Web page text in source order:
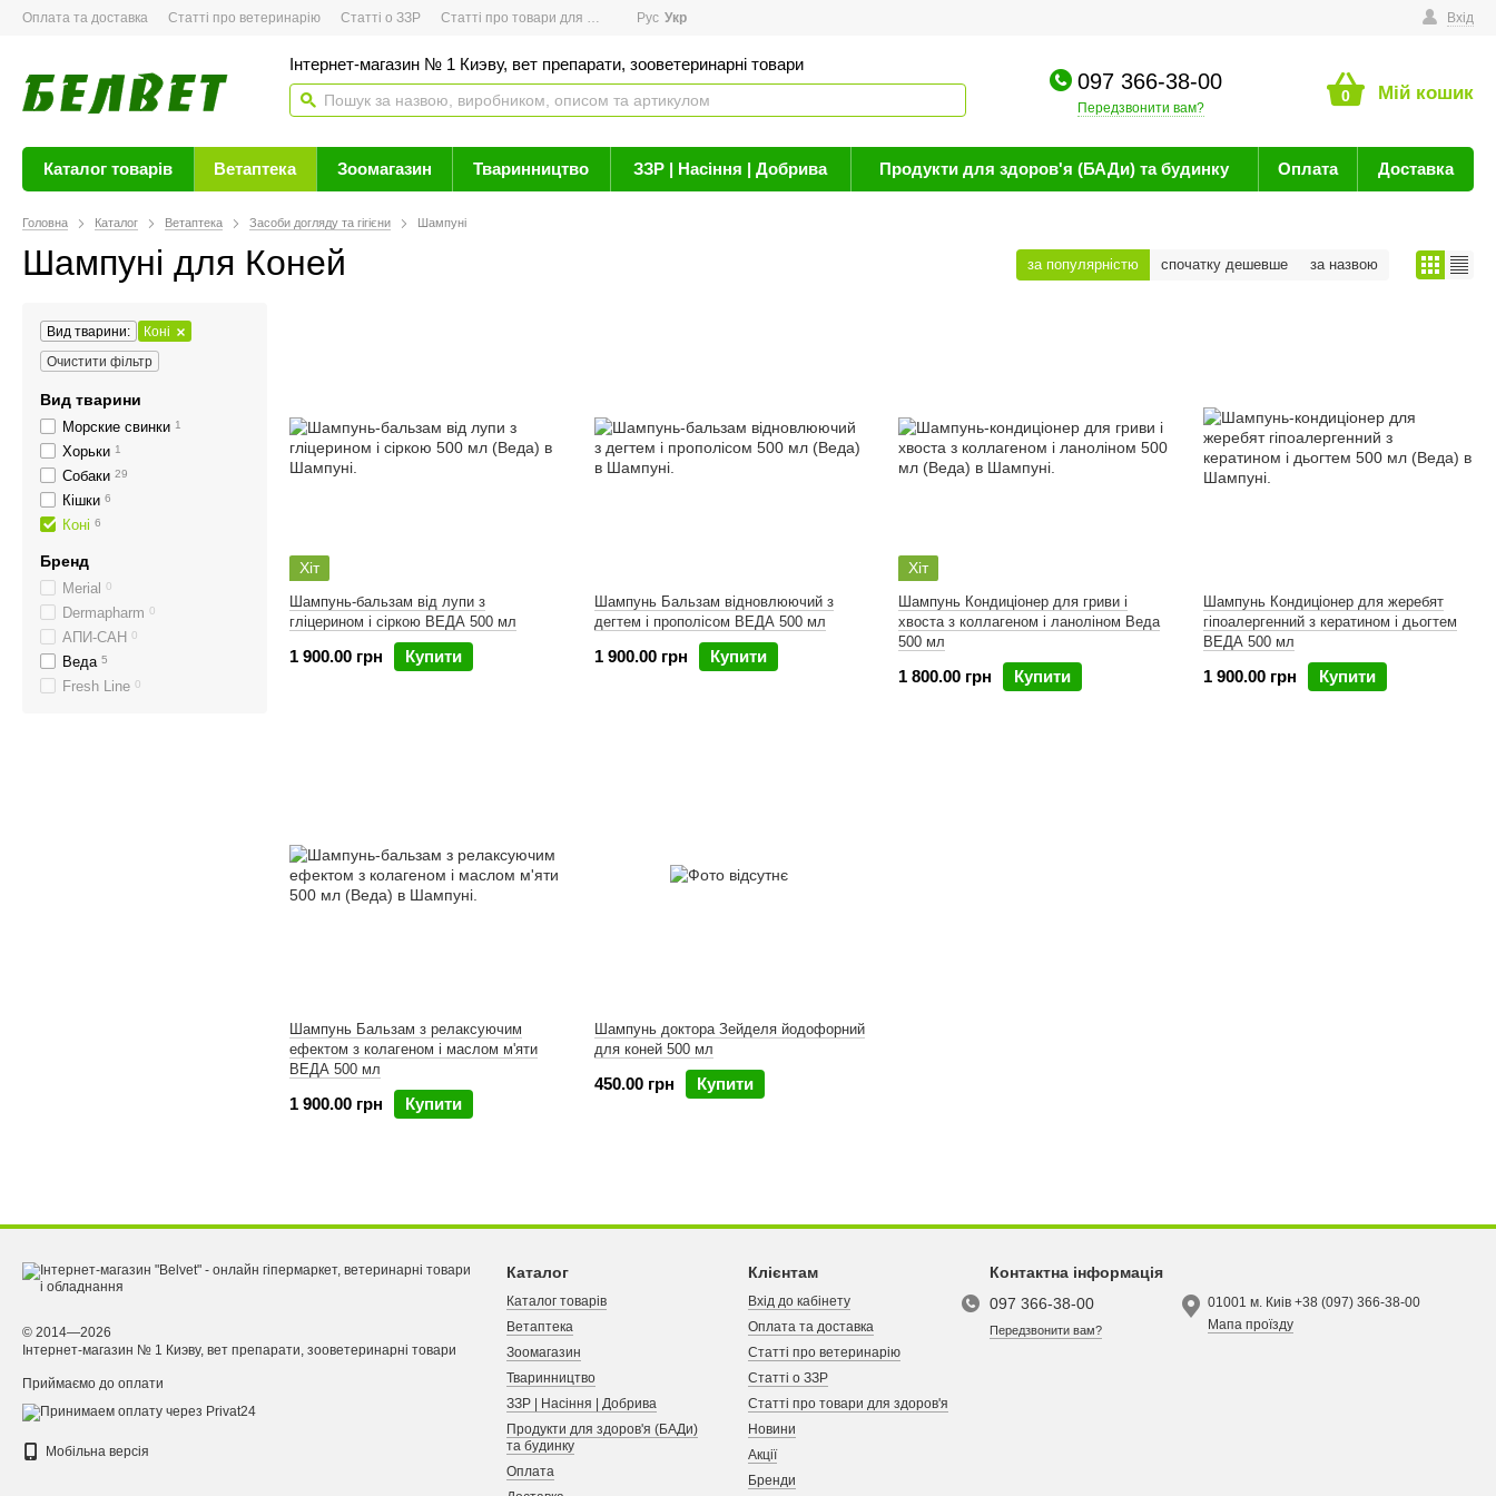
Оплата та доставка Статті про ветеринарію Статті о ЗЗР Статті про товари для здоров'я Новини Вхід
Рус Укр
Інтернет-магазин № 1 Киэву, вет препарати, зооветеринарні товари
097 366-38-00
Передзвонити вам?
0 Мій кошик
Каталог товарів Ветаптека Зоомагазин Тваринництво ЗЗР | Насіння | Добрива Продукти для здоров'я (БАДи) та будинку Оплата Доставка
Головна Каталог Ветаптека Засоби догляду та гігієни Шампуні
Шампуні для Коней за популярністю спочатку дешевше за назвою
Хіт
Шампунь-бальзам від лупи з
гліцерином і сіркою ВЕДА 500 мл
1 900.00 грн Купити
Шампунь Бальзам відновлюючий з
дегтем і прополісом ВЕДА 500 мл
1 900.00 грн Купити
Хіт
Шампунь Кондиціонер для гриви і
хвоста з коллагеном і ланоліном Веда
500 мл
1 800.00 грн Купити
Шампунь Кондиціонер для жеребят
гіпоалергенний з кератином і дьогтем
ВЕДА 500 мл
1 900.00 грн Купити
Шампунь Бальзам з релаксуючим
ефектом з колагеном і маслом м'яти
ВЕДА 500 мл
1 900.00 грн Купити
Шампунь доктора Зейделя йодофорний
для коней 500 мл
450.00 грн Купити
Вид тварини:
Коні
Очистити фільтр
Вид тварини
Морские свинки 1
Хорьки 1
Собаки 29
Кішки 6
Коні 6
Бренд
Merial 0
Dermapharm 0
АПИ-САН 0
Веда 5
Fresh Line 0
© 2014—2026
Інтернет-магазин № 1 Киэву, вет препарати, зооветеринарні товари
Приймаємо до оплати
Мобільна версія
Каталог
Каталог товарів
Ветаптека
Зоомагазин
Тваринництво
ЗЗР | Насіння | Добрива
Продукти для здоров'я (БАДи)
та будинку
Оплата
Клієнтам
Вхід до кабінету
Оплата та доставка
Статті про ветеринарію
Статті о ЗЗР
Статті про товари для здоров'я
Новини
Акції
Бренди
Контактна інформація
097 366-38-00
Передзвонити вам?
01001 м. Киів +38 (097) 366-38-00
Мапа проїзду